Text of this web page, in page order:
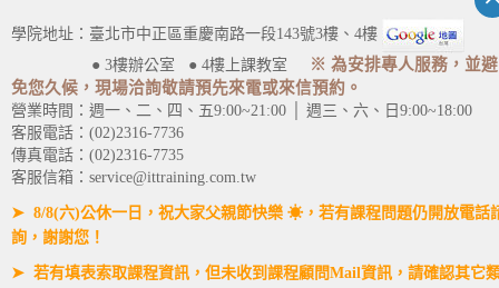
學院地址：臺北市中正區重慶南路一段143號3樓、4樓
● 3樓辦公室 ● 4樓上課教室
※ 為安排專人服務，並避
免您久候，現場洽詢敬請預先來電或來信預約。
營業時間：週一、二、四、五9:00~21:00 │ 週三、六、日9:00~18:00
客服電話：(02)2316-7736
傳真電話：(02)2316-7735
客服信箱：service@ittraining.com.tw
➤ 8/8(六)公休一日，祝大家父親節快樂 ☀，若有課程問題仍開放電話
詢，謝謝您！
➤ 若有填表索取課程資訊，但未收到課程顧問Mail資訊，請確認其它